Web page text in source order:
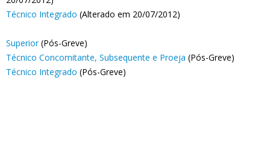
Técnico Integrado (Alterado em 20/07/2012)
Superior(Pós-Greve)
Técnico Concomitante, Subsequente e Proeja (Pós-Greve)
Técnico Integrado (Pós-Greve)